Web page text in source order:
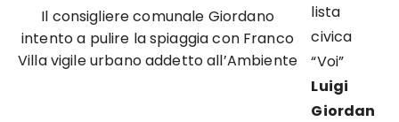
Il consigliere comunale Giordano
intento a pulire la spiaggia con Franco
Villa vigile urbano addetto all’Ambiente
lista
civica
“Voi”
Luigi
Giordan